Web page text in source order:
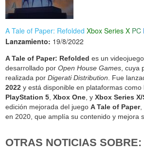
A Tale of Paper: Refolded Xbox Series X PC
Lanzamiento: 19/8/2022
A Tale of Paper: Refolded es un
desarrollado porOpen House Games , cuya
realizada porDigerati Distribution . Fue
2022 y está disponible en plataformas como
PlayStation 5 ,Xbox One , yXbox Series X/
edición mejorada del juegoA Tale of Paper,
en 2020, que amplía su contenido y mejora
OTRAS NOTICIAS SOBRE: